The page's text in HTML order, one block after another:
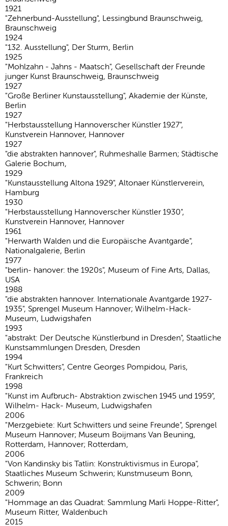
1921
"Zehnerbund-Ausstellung", Lessingbund Braunschweig,
Braunschweig
1924
"132. Ausstellung", Der Sturm, Berlin
1925
"Mohlzahn - Jahns - Maatsch", Gesellschaft der Freunde
junger Kunst Braunschweig, Braunschweig
1927
"Große Berliner Kunstausstellung", Akademie der Künste,
Berlin
1927
"Herbstausstellung Hannoverscher Künstler 1927",
Kunstverein Hannover, Hannover
1927
"die abstrakten hannover", Ruhmeshalle Barmen; Städtische
Galerie Bochum,
1929
"Kunstausstellung Altona 1929", Altonaer Künstlerverein,
Hamburg
1930
"Herbstausstellung Hannoverscher Künstler 1930",
Kunstverein Hannover, Hannover
1961
"Herwarth Walden und die Europäische Avantgarde",
Nationalgalerie, Berlin
1977
"berlin- hanover: the 1920s", Museum of Fine Arts, Dallas,
USA
1988
"die abstrakten hannover. Internationale Avantgarde 1927-
1935", Sprengel Museum Hannover; Wilhelm-Hack-
Museum, Ludwigshafen
1993
"abstrakt: Der Deutsche Künstlerbund in Dresden", Staatliche
Kunstsammlungen Dresden, Dresden
1994
"Kurt Schwitters", Centre Georges Pompidou, Paris,
Frankreich
1998
"Kunst im Aufbruch- Abstraktion zwischen 1945 und 1959",
Wilhelm- Hack- Museum, Ludwigshafen
2006
"Merzgebiete: Kurt Schwitters und seine Freunde", Sprengel
Museum Hannover; Museum Boijmans Van Beuning,
Rotterdam, Hannover; Rotterdam,
2006
"Von Kandinsky bis Tatlin: Konstruktivismus in Europa",
Staatliches Museum Schwerin; Kunstmuseum Bonn,
Schwerin; Bonn
2009
"Hommage an das Quadrat: Sammlung Marli Hoppe-Ritter",
Museum Ritter, Waldenbuch
2015